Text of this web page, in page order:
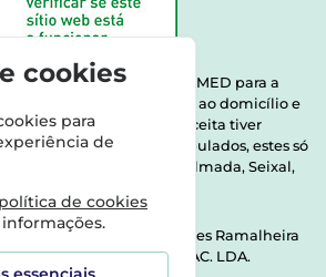
se autorizada pelo INFARMED para a
e produtos de saúde ao domicílio e
| Se na sua receita tiver
ou Medicamentos Manipulados, estes só
seguintes concelhos: Almada, Seixal,
Raquel Alexandra Fernandes Ramalheira
E NÚMEROS SOC. FARMAC. LDA.
cookies
para
de
política de cookies